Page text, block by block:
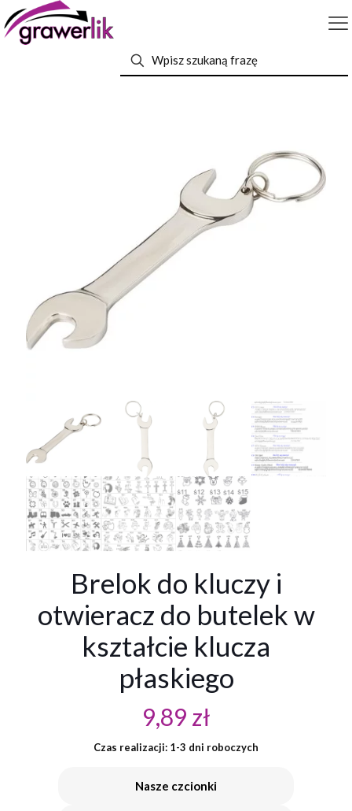
Brelok do kluczy i
otwieracz do butelek w
kształcie klucza
płaskiego
9,89 zł
Czas realizacji: 1-3 dni roboczych
Nasze czcionki